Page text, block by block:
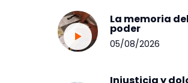
La memoria del
poder
05/08/2026
Injusticia y